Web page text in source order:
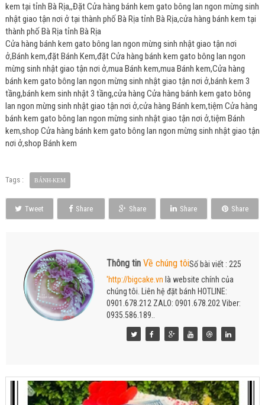
kem tại tỉnh Bà Rịa,,Đặt Cửa hàng bánh kem gato bông lan ngon mừng sinh
nhật giao tận nơi ở tại thành phố Bà Rịa tỉnh Bà Rịa,cửa hàng bánh kem tại
thành phố Bà Rịa tỉnh Bà Rịa
Cửa hàng bánh kem gato bông lan ngon mừng sinh nhật giao tận nơi
ở,Bánh kem,đặt Bánh Kem,đặt Cửa hàng bánh kem gato bông lan ngon
mừng sinh nhật giao tận nơi ở,mua Bánh kem,mua Bánh kem,Cửa hàng
bánh kem gato bông lan ngon mừng sinh nhật giao tận nơi ở,bánh kem 3
tầng,bánh kem sinh nhật 3 tầng,cửa hàng Cửa hàng bánh kem gato bông
lan ngon mừng sinh nhật giao tận nơi ở,cửa hàng Bánh kem,tiệm Cửa hàng
bánh kem gato bông lan ngon mừng sinh nhật giao tận nơi ở,tiệm Bánh
kem,shop Cửa hàng bánh kem gato bông lan ngon mừng sinh nhật giao tận
nơi ở,shop Bánh kem
Tags : BÁNH-KEM
Tweet Share Share Share Share
Thông tin Về chúng tôiSố bài viết : 225
'http://bigcake.vn là website chính của
chúng tôi. Liên hệ đặt bánh HOTLINE:
0901.678.212 ZALO: 0901.678.202 Viber:
0935.586.189..